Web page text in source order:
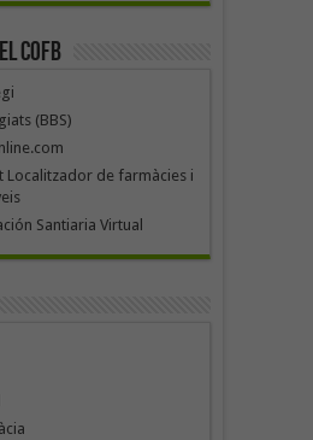
COFB
(BBS)
Localitzador de farmàcies i
Santiaria Virtual